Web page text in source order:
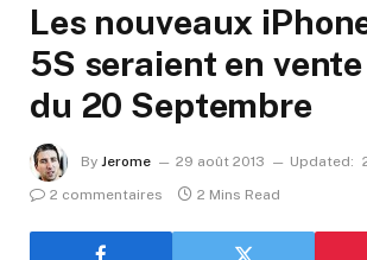
Les nouveaux
5S seraient en
du 20 Septembre
By Jerome 29 août 2013 Updated:
2 commentaires
2 Mins Read